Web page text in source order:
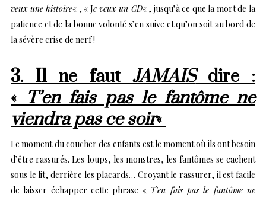
veux une histoire« , « Je veux un CD« , jusqu’à ce que la mort de la
patience et de la bonne volonté s’en suive et qu’on soit au bord de
la sévère crise de nerf !
3. Il ne faut JAMAISdire :
« T’en fais pas le fantôme ne
viendra pas ce soir«
Le moment du coucher des enfants est le moment où ils ont besoin
d’être rassurés. Les loups, les monstres, les fantômes se cachent
sous le lit, derrière les placards… Croyant le rassurer, il est facile
de laisser échapper cette phrase « T’en fais pas le fantôme ne